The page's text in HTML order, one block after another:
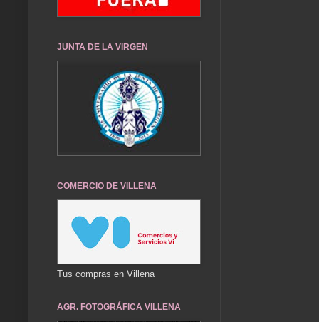
JUNTA DE LA VIRGEN
COMERCIO DE VILLENA
Tus compras en Villena
AGR. FOTOGRÁFICA VILLENA